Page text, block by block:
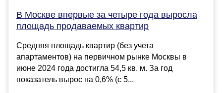
В Москве впервые за четыре года выросла
площадь продаваемых квартир
Средняя площадь квартир (без учета
апартаментов) на первичном рынке Москвы в
июне 2024 года достигла 54,5 кв. м. За год
показатель вырос на 0,6% (с 5...